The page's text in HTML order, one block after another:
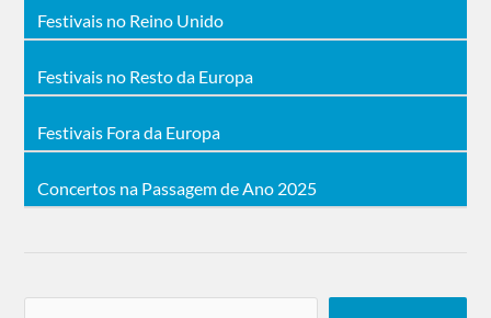
Festivais no Reino Unido
Festivais no Resto da Europa
Festivais Fora da Europa
Concertos na Passagem de Ano 2025